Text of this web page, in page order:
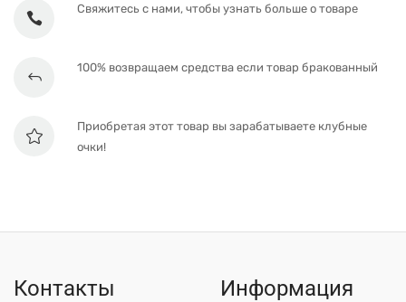
Свяжитесь с нами, чтобы узнать больше о товаре
100% возвращаем средства если товар бракованный
Приобретая этот товар вы зарабатываете клубные
очки!
Контакты Информация